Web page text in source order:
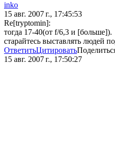
inko
15 авг. 2007 г., 17:45:53
Re[tryptomin]:
тогда 17-40(от f/6,3 и [больше]).
старайтесь выставлять людей
ОтветитьЦитировать
15 авг. 2007 г., 17:50:27